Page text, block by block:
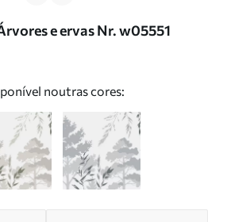
e ervas Nr. w05551
noutras cores: